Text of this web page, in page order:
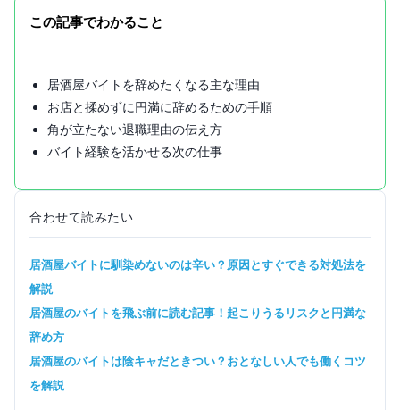
この記事でわかること
居酒屋バイトを辞めたくなる主な理由
お店と揉めずに円満に辞めるための手順
角が立たない退職理由の伝え方
バイト経験を活かせる次の仕事
合わせて読みたい
居酒屋バイトに馴染めないのは辛い？原因とすぐできる対処法を
解説
居酒屋のバイトを飛ぶ前に読む記事！起こりうるリスクと円満な
辞め方
居酒屋のバイトは陰キャだときつい？おとなしい人でも働くコツ
を解説